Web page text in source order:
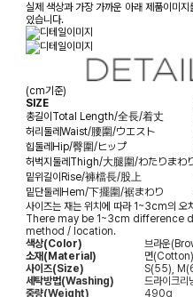
실제 색상과 가장 가까운 아래 제품이미
있습니다.
(cm기준)
SIZE
총길이 Total Length/全長/着丈
허리둘레 Waist/腰圍/ウエスト
힙둘레 Hip/臀圍/ヒップ
허벅지둘레 Thigh/大腿圍/わたりまわ
밑위길이 Rise/褲檔長/股上
밑단둘레 Hem/下擺圍/裾まわり
사이즈는 재는 위치에 따라 1~3cm의 오
There may be 1~3cm difference
method / location.
색상(Color)
브라운
소재(Material)
면
사이즈(Size)
S(55),
세탁방법(Washing)
드라이크
중량(Weight)
490g